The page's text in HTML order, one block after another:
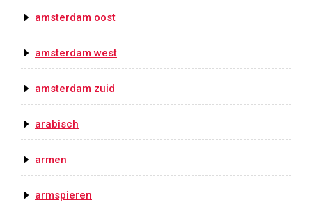
amsterdam oost
amsterdam west
amsterdam zuid
arabisch
armen
armspieren